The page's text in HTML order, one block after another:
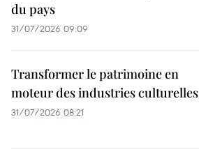
du pays
31/07/2026 09:09
Transformer le patrimoine en
moteur des industries culturelles
31/07/2026 08:21